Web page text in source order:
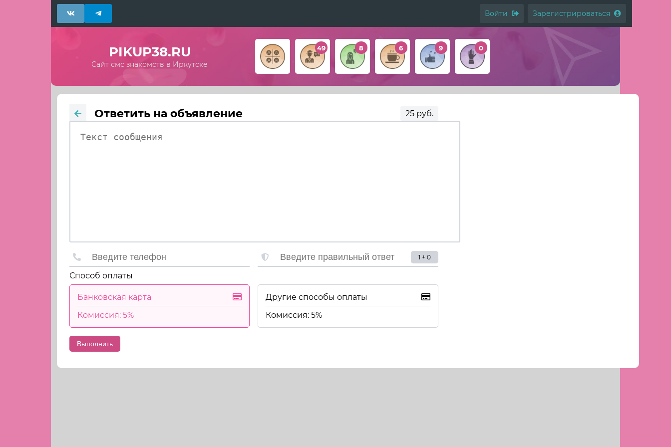
Войти Зарегистрироваться
PIKUP38.RU
Сайт смс знакомств в Иркутске
49 8 6 9 0
Ответить на объявление 25 руб.
1 + 0
Способ оплаты
Банковская карта
Комиссия: 5%
Другие способы оплаты
Комиссия: 5%